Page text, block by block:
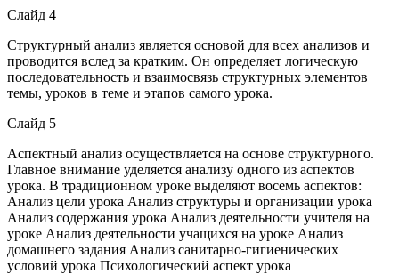
Слайд 4
Структурный анализ является основой для всех анализов и
проводится вслед за кратким. Он определяет логическую
последовательность и взаимосвязь структурных элементов
темы, уроков в теме и этапов самого урока.
Слайд 5
Аспектный анализ осуществляется на основе структурного.
Главное внимание уделяется анализу одного из аспектов
урока. В традиционном уроке выделяют восемь аспектов:
Анализ цели урока Анализ структуры и организации урока
Анализ содержания урока Анализ деятельности учителя на
уроке Анализ деятельности учащихся на уроке Анализ
домашнего задания Анализ санитарно-гигиенических
условий урока Психологический аспект урока